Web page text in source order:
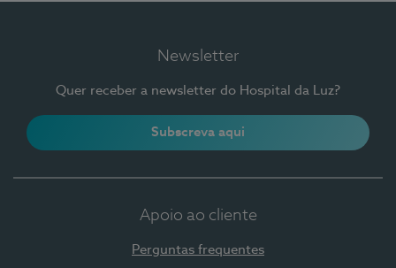
Newsletter
Quer receber a newsletter do Hospital da Luz?
Subscreva aqui
Apoio ao cliente
Perguntas frequentes